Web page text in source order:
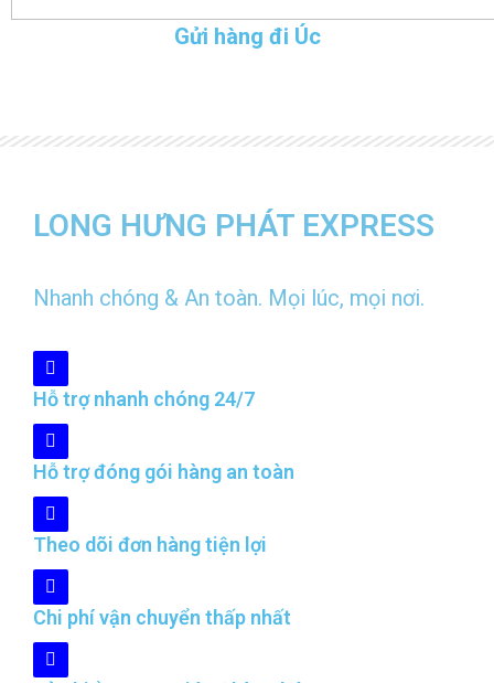
Gửi hàng đi Úc
LONG HƯNG PHÁT EXPRESS
Nhanh chóng & An toàn. Mọi lúc, mọi nơi.
Hỗ trợ nhanh chóng 24/7
Hỗ trợ đóng gói hàng an toàn
Theo dõi đơn hàng tiện lợi
Chi phí vận chuyển thấp nhất